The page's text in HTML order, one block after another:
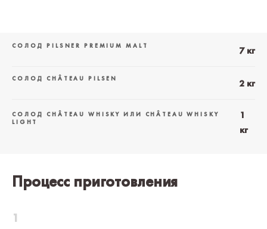
СОЛОД PILSNER PREMIUM MALT 7 кг
СОЛОД CHÂTEAU PILSEN 2 кг
СОЛОД CHÂTEAU WHISKY ИЛИ CHÂTEAU WHISKY
LIGHT
1
кг
Процесс приготовления